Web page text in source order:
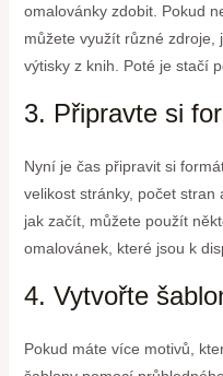
omalovánky zdobit. Pokud
můžete využít různé zdroje,
výtisky z knih. Poté je stačí
3. Připravte si
Nyní je čas připravit si
velikost stránky, počet stran
jak začít, můžete použít
omalovánek, které jsou k
4. Vytvořte
Pokud máte více motivů,